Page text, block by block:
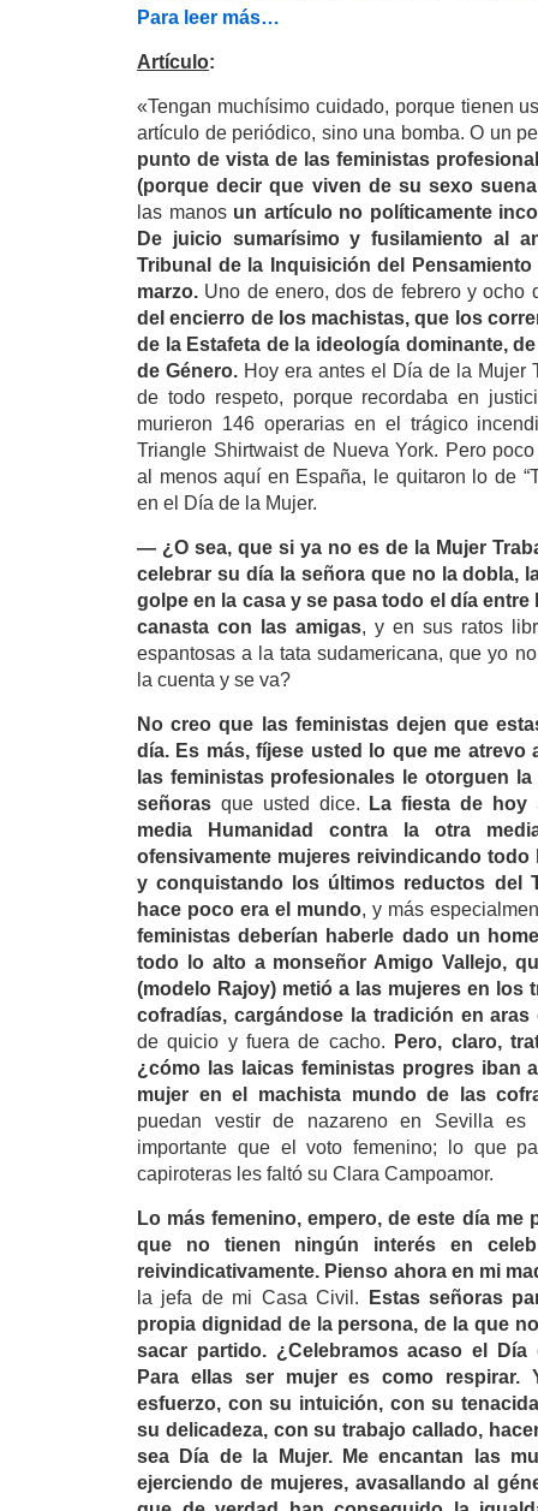
Para leer más…
Artículo:
«Tengan muchísimo cuidado, porque tienen
artículo de periódico, sino una bomba. O un
punto de vista de las feministas
(porque decir que viven de su sexo
las manos un artículo no políticamente
De juicio sumarísimo y fusilamiento al
Tribunal de la Inquisición del
marzo. Uno de enero, dos de febrero y ocho
del encierro de los machistas, que los
de la Estafeta de la ideología dominante,
de Género. Hoy era antes el Día de la Mujer
de todo respeto, porque recordaba en
murieron 146 operarias en el trágico
Triangle Shirtwaist de Nueva York. Pero
al menos aquí en España, le quitaron lo de
en el Día de la Mujer.
— ¿O sea, que si ya no es de la Mujer
celebrar su día la señora que no la dobla,
golpe en la casa y se pasa todo el día
canasta con las amigas, y en sus ratos
espantosas a la tata sudamericana, que yo
la cuenta y se va?
No creo que las feministas dejen que
día. Es más, fíjese usted lo que me
las feministas profesionales le otorguen
señoras que usted dice. La fiesta de hoy
media Humanidad contra la otra
ofensivamente mujeres reivindicando
y conquistando los últimos reductos del
hace poco era el mundo, y más
feministas deberían haberle dado un
todo lo alto a monseñor Amigo Vallejo,
(modelo Rajoy) metió a las mujeres en los
cofradías, cargándose la tradición en
de quicio y fuera de cacho. Pero, claro,
¿cómo las laicas feministas progres iban
mujer en el machista mundo de las
puedan vestir de nazareno en Sevilla es
importante que el voto femenino; lo que
capiroteras les faltó su Clara Campoamor.
Lo más femenino, empero, de este día me
que no tienen ningún interés en
reivindicativamente. Pienso ahora en mi
la jefa de mi Casa Civil. Estas señoras
propia dignidad de la persona, de la que
sacar partido. ¿Celebramos acaso el
Para ellas ser mujer es como
esfuerzo, con su intuición, con su
su delicadeza, con su trabajo callado,
sea Día de la Mujer. Me encantan las
ejerciendo de mujeres, avasallando al